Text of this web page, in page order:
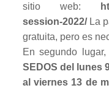
sitio web:
session-2022/La
gratuita, pero es
En segundo
SEDOS del lunes
al viernes 13 de